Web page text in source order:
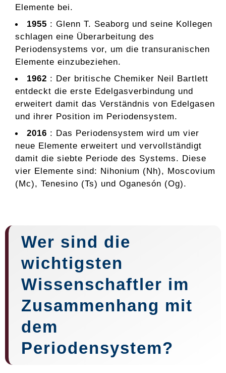
Elemente bei.
1955 : Glenn T. Seaborg und seine Kollegen
schlagen eine Überarbeitung des
Periodensystems vor, um die transuranischen
Elemente einzubeziehen.
1962 : Der britische Chemiker Neil Bartlett
entdeckt die erste Edelgasverbindung und
erweitert damit das Verständnis von Edelgasen
und ihrer Position im Periodensystem.
2016 : Das Periodensystem wird um vier
neue Elemente erweitert und vervollständigt
damit die siebte Periode des Systems. Diese
vier Elemente sind: Nihonium (Nh), Moscovium
(Mc), Tenesino (Ts) und Oganesón (Og).
Wer sind die
wichtigsten
Wissenschaftler im
Zusammenhang mit
dem
Periodensystem?